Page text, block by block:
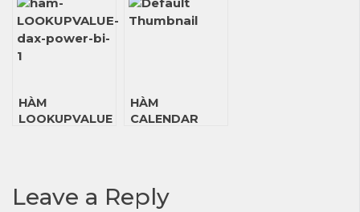
POWER BI DAX
HÀM
LOOKUPVALUE
HÀM
CALENDAR
Leave a Reply